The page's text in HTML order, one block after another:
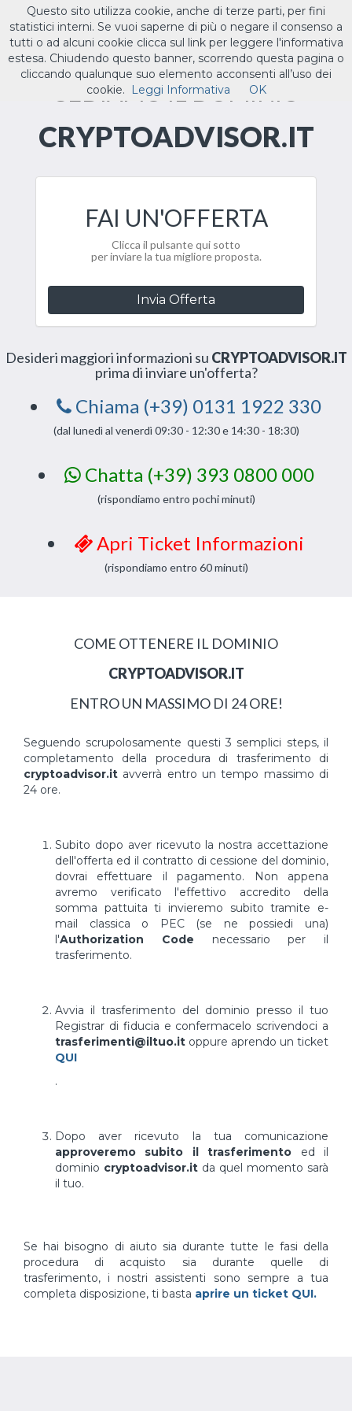
Toggle
ILTUO.IT
CEDIAMO IL DOMINIO
CRYPTOADVISOR.IT
FAI UN'OFFERTA
Clicca il pulsante qui sotto
per inviare la tua migliore proposta.
Invia Offerta
Desideri maggiori informazioni su CRYPTOADVISOR.IT
prima di inviare un'offerta?
Chiama (+39) 0131 1922 330
(dal lunedì al venerdì 09:30 - 12:30 e 14:30 - 18:30)
Chatta (+39) 393 0800 000
(rispondiamo entro pochi minuti)
Apri Ticket Informazioni
(rispondiamo entro 60 minuti)
COME OTTENERE IL DOMINIO
CRYPTOADVISOR.IT
ENTRO UN MASSIMO DI 24 ORE!
Seguendo scrupolosamente questi 3 semplici steps, il
completamento della procedura di trasferimento di
cryptoadvisor.it avverrà entro un tempo massimo di
24 ore.
Subito dopo aver ricevuto la nostra accettazione
dell'offerta ed il contratto di cessione del dominio,
dovrai effettuare il pagamento. Non appena
avremo verificato l'effettivo accredito della
somma pattuita ti invieremo subito tramite e-
mail classica o PEC (se ne possiedi una)
l'Authorization Code necessario per il
trasferimento.
Avvia il trasferimento del dominio presso il tuo
Registrar di fiducia e confermacelo scrivendoci a
trasferimenti@iltuo.it oppure aprendo un ticket
QUI
.
Dopo aver ricevuto la tua comunicazione
approveremo subito il trasferimento ed il
dominio cryptoadvisor.it da quel momento sarà
il tuo.
Se hai bisogno di aiuto sia durante tutte le fasi della
procedura di acquisto sia durante quelle di
trasferimento, i nostri assistenti sono sempre a tua
completa disposizione, ti basta aprire un ticket QUI.
Questo sito utilizza cookie, anche di terze parti, per fini
statistici interni. Se vuoi saperne di più o negare il consenso a
tutti o ad alcuni cookie clicca sul link per leggere l'informativa
estesa. Chiudendo questo banner, scorrendo questa pagina o
cliccando qualunque suo elemento acconsenti all’uso dei
cookie.
Leggi Informativa OK